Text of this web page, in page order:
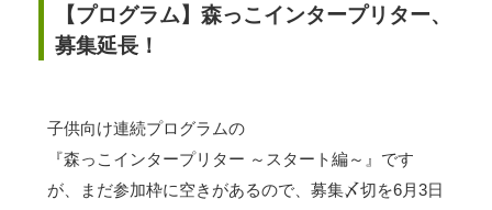
【プログラム】森っこインタープリター、
募集延長！
子供向け連続プログラムの
『森っこインタープリター ～スタート編～』です
が、まだ参加枠に空きがあるので、募集〆切を6月3日